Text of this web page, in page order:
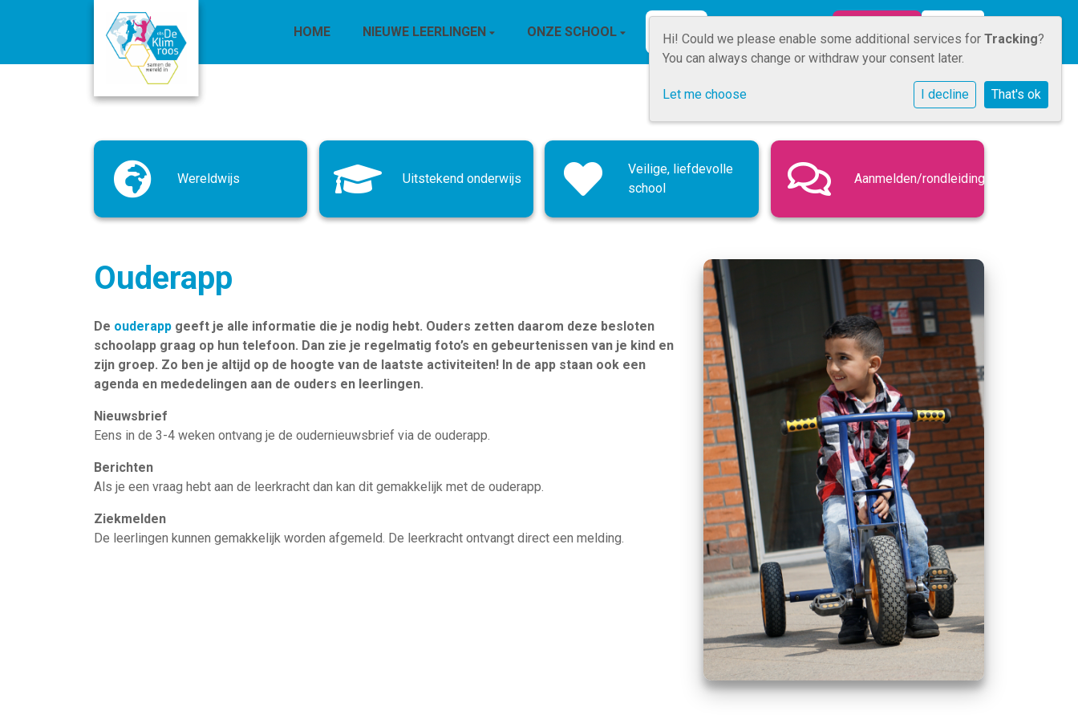
HOME NIEUWE LEERLINGEN ONZE SCHOOL INFO AANMELDEN Inloggen ENG NL
Wereldwijs Uitstekend onderwijs
Veilige, liefdevolle
school
Aanmelden/rondleiding
Ouderapp
De ouderapp geeft je alle informatie die je nodig hebt. Ouders zetten daarom deze besloten
schoolapp graag op hun telefoon. Dan zie je regelmatig foto’s en gebeurtenissen van je kind en
zijn groep. Zo ben je altijd op de hoogte van de laatste activiteiten! In de app staan ook een
agenda en mededelingen aan de ouders en leerlingen.
Nieuwsbrief
Eens in de 3-4 weken ontvang je de oudernieuwsbrief via de ouderapp.
Berichten
Als je een vraag hebt aan de leerkracht dan kan dit gemakkelijk met de ouderapp.
Ziekmelden
De leerlingen kunnen gemakkelijk worden afgemeld. De leerkracht ontvangt direct een melding.
Hi! Could we please enable some additional services for Tracking?
You can always change or withdraw your consent later.
Let me choose I decline That's ok